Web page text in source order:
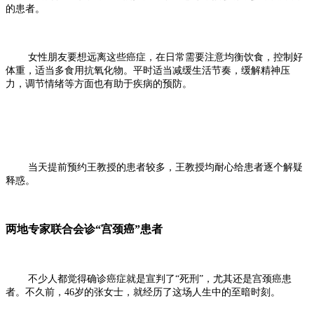
的患者。
女性朋友要想远离这些癌症，在日常需要注意均衡饮食，控制好
体重，适当多食用抗氧化物。平时适当减缓生活节奏，缓解精神压
力，调节情绪等方面也有助于疾病的预防。
当天提前预约王教授的患者较多，王教授均耐心给患者逐个解疑
释惑。
两地专家联合会诊“宫颈癌”患者
不少人都觉得确诊癌症就是宣判了“死刑”，尤其还是宫颈癌患
者。不久前，46岁的张女士，就经历了这场人生中的至暗时刻。